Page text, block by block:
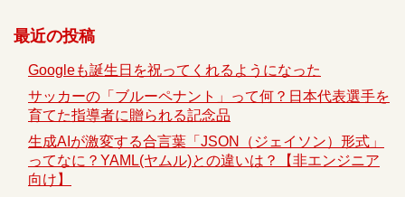
最近の投稿
Googleも誕生日を祝ってくれるようになった
サッカーの「ブルーペナント」って何？日本代表選手を
育てた指導者に贈られる記念品
生成AIが激変する合言葉「JSON（ジェイソン）形式」
ってなに？YAML(ヤムル)との違いは？【非エンジニア
向け】